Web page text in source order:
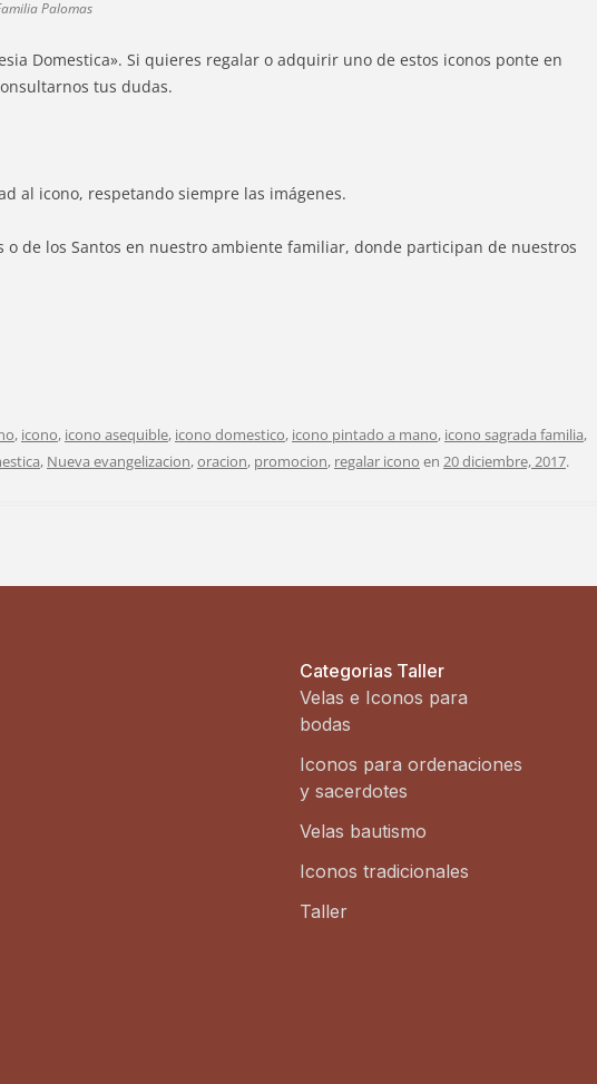
Palomas
Domestica». Si quieres regalar o adquirir uno de estos iconos ponte en
tus dudas.
al icono, respetando siempre las imágenes.
de los Santos en nuestro ambiente familiar, donde participan de nuestros
, icono, icono asequible, icono domestico, icono pintado a mano, icono sagrada familia,
, Nueva evangelizacion,oracion, promocion, regalar icono en 20 diciembre, 2017.
Categorias Taller
Velas e Iconos para
bodas
Iconos para ordenaciones
y sacerdotes
Velas bautismo
Iconos tradicionales
Taller